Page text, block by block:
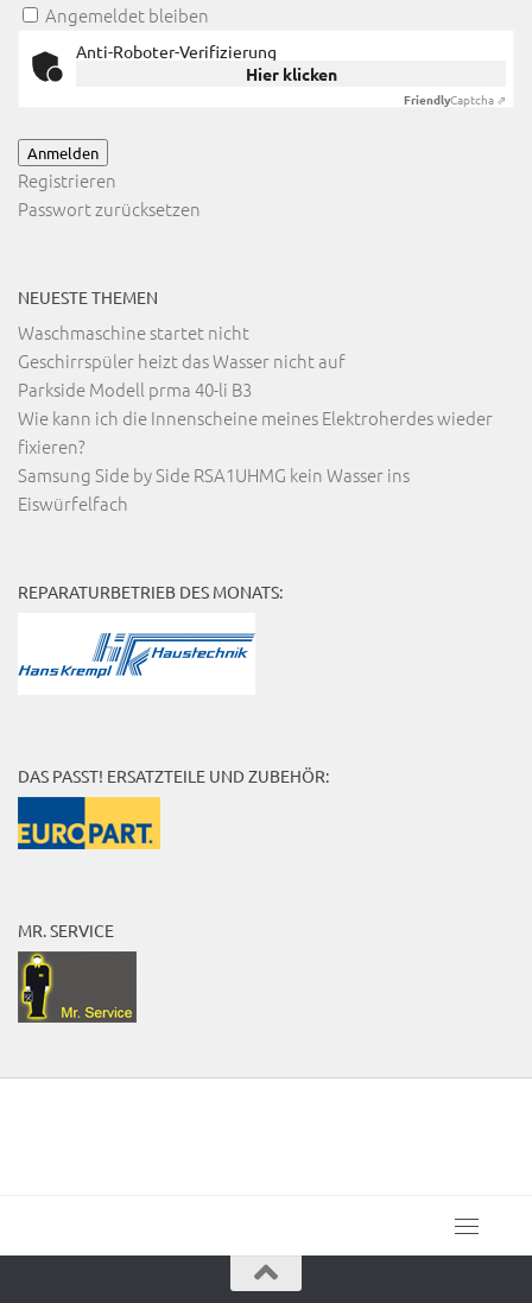
Angemeldet bleiben
Anti-Roboter-Verifizierung
Hier klicken
FriendlyCaptcha ⇗
Anmelden
Registrieren
Passwort zurücksetzen
NEUESTE THEMEN
Waschmaschine startet nicht
Geschirrspüler heizt das Wasser nicht auf
Parkside Modell prma 40-li B3
Wie kann ich die Innenscheine meines Elektroherdes wieder
fixieren?
Samsung Side by Side RSA1UHMG kein Wasser ins
Eiswürfelfach
REPARATURBETRIEB DES MONATS:
DAS PASST! ERSATZTEILE UND ZUBEHÖR:
MR. SERVICE